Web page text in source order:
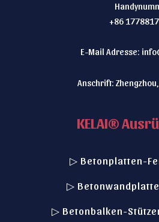
+86
E-Mail Adresse:
Anschrift:
KELAI®
▷ Betonplatten-
▷
▷ Betonbalken-